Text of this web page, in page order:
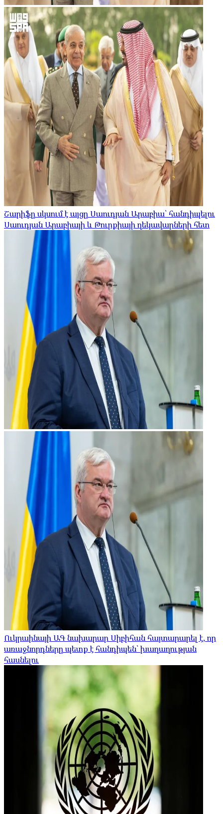
Շարիֆը սկսում է այցը Սաուդյան Արաբիա՝ հանդիպելու
Սաուդյան Արաբիայի և Թուրքիայի ղեկավարների հետ
Ուկրաինայի ԱԳ նախարար Սիբիհան հայտարարել է, որ
առաջնորդները պետք է հանդիպեն՝ խաղաղության
հասնելու